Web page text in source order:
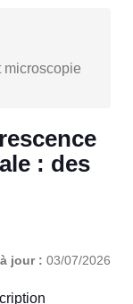
microscopie
: des
jour : 03/07/2026